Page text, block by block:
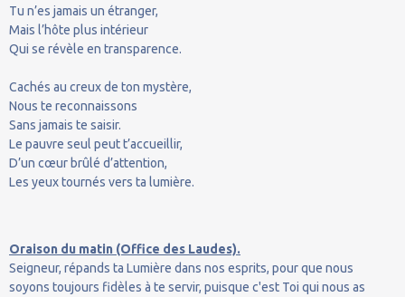
Tu n’es jamais un étranger,
Mais l’hôte plus intérieur
Qui se révèle en transparence.
Cachés au creux de ton mystère,
Nous te reconnaissons
Sans jamais te saisir.
Le pauvre seul peut t’accueillir,
D’un cœur brûlé d’attention,
Les yeux tournés vers ta lumière.
Oraison du matin (Office des Laudes).
Seigneur, répands ta Lumière dans nos esprits, pour que nous
soyons toujours fidèles à te servir, puisque c'est Toi qui nous as